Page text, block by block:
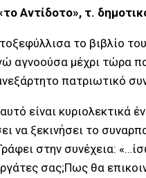
Αντίδοτο», τ.
το βιβλίο
αγνοούσα μέχρι τώρα
πατριωτικό
είναι κυριολεκτικά
να ξεκινήσει το
στην συνέχεια:
σας;Πως θα